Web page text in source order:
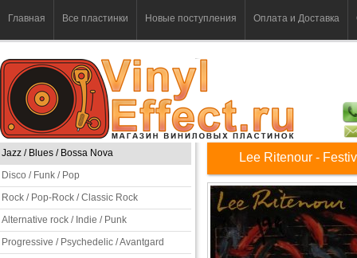
Главная Все пластинки Новые поступления Оплата и Доставка
Jazz / Blues / Bossa Nova
Disco / Funk / Pop
Rock / Pop-Rock / Classic Rock
Alternative rock / Indie / Punk
Progressive / Psychedelic / Avantgard
Lee Ritenour -